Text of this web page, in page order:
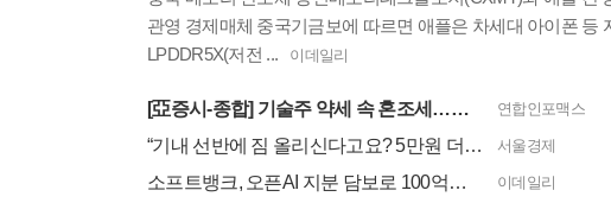
관영 경제매체 중국기금보에 따르면 애플은 차세대 아이폰
LPDDR5X(저전 ...
이데일리
[亞증시-종합] 기술주 약세 속 혼조세…中↑대만·홍콩↓ 연합인포맥스
“기내 선반에 짐 올리신다고요? 5만원 더 내세요”…호주 항공사 정책에 ‘깜짝’ 서울경제
소프트뱅크, 오픈AI 지분 담보로 100억달러 대출 이데일리